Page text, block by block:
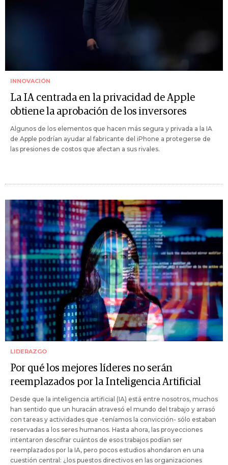
INNOVACIÓN
La IA centrada en la privacidad de Apple
obtiene la aprobación de los inversores
Algunos de los elementos que hacen más segura y privada a la IA
de Apple podrían ayudar al fabricante del iPhone a protegerse de
las presiones de costos que afectan a sus rivales.
LIDERAZGO
Por qué los mejores líderes no serán
reemplazados por la Inteligencia Artificial
Desde que la inteligencia artificial (IA) está entre nosotros, muchos
han sentido que un huracán atravesó el mundo del trabajo y arrasó
con tareas y actividades que -teníamos la convicción- sólo estaban
reservadas a los seres humanos. Hasta ahora, las proyecciones
intentaron descifrar cuántos de esos trabajos podían ser
reemplazados por la IA, pero pocos estudios ahondaron en una
cuestión central: ¿los puestos directivos en las organizaciones